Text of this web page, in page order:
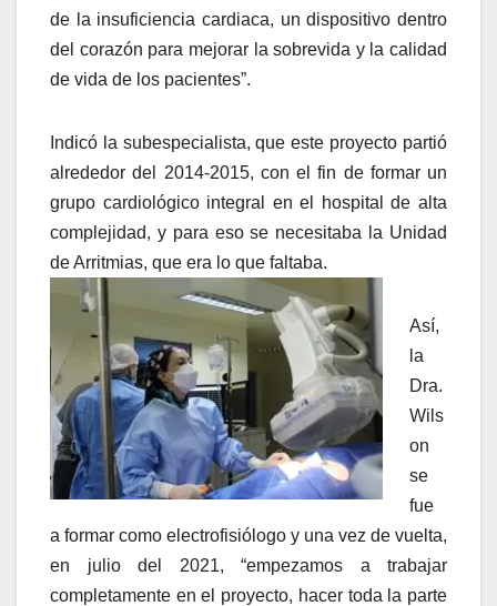
de la insuficiencia cardiaca, un dispositivo dentro
del corazón para mejorar la sobrevida y la calidad
de vida de los pacientes”.
Indicó la subespecialista, que este proyecto partió
alrededor del 2014-2015, con el fin de formar un
grupo cardiológico integral en el hospital de alta
complejidad, y para eso se necesitaba la Unidad
de Arritmias, que era lo que faltaba.
Así,
la
Dra.
Wils
on
se
fue
a formar como electrofisiólogo y una vez de vuelta,
en julio del 2021, “empezamos a trabajar
completamente en el proyecto, hacer toda la parte